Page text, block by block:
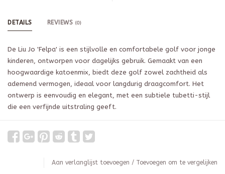
DETAILS REVIEWS (0)
De Liu Jo 'Felpa' is een stijlvolle en comfortabele golf voor jonge
kinderen, ontworpen voor dagelijks gebruik. Gemaakt van een
hoogwaardige katoenmix, biedt deze golf zowel zachtheid als
ademend vermogen, ideaal voor langdurig draagcomfort. Het
ontwerp is eenvoudig en elegant, met een subtiele tubetti-stijl
die een verfijnde uitstraling geeft.
Aan verlanglijst toevoegen / Toevoegen om te vergelijken